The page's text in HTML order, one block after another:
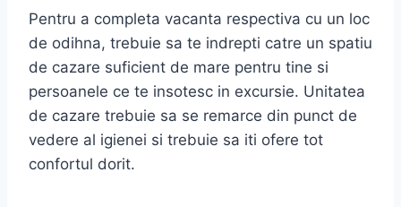
Pentru a completa vacanta respectiva cu un loc
de odihna, trebuie sa te indrepti catre un spatiu
de cazare suficient de mare pentru tine si
persoanele ce te insotesc in excursie. Unitatea
de cazare trebuie sa se remarce din punct de
vedere al igienei si trebuie sa iti ofere tot
confortul dorit.